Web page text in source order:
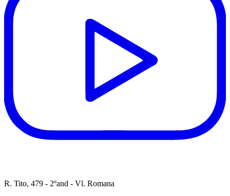
R. Tito, 479 - 2ºand - Vl. Romana